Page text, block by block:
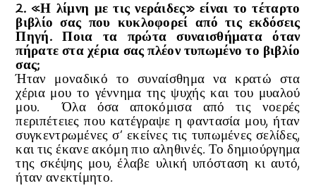
2. «Η λίμνη με τις νεράιδες» είναι το τέταρτο
βιβλίο σας που κυκλοφορεί από τις εκδόσεις
Πηγή. Ποια τα πρώτα συναισθήματα όταν
πήρατε στα χέρια σας πλέον τυπωμένο το βιβλίο
σας;
Ήταν μοναδικό το συναίσθημα να κρατώ στα
χέρια μου το γέννημα της ψυχής και του μυαλού
μου. Όλα όσα αποκόμισα από τις νοερές
περιπέτειες που κατέγραψε η φαντασία μου, ήταν
συγκεντρωμένες σ’ εκείνες τις τυπωμένες σελίδες,
και τις έκανε ακόμη πιο αληθινές. Το δημιούργημα
της σκέψης μου, έλαβε υλική υπόσταση κι αυτό,
ήταν ανεκτίμητο.